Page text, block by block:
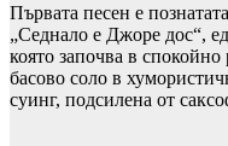
Първата песен е
„Седнало е Джоре дос“,
която започва в
басово соло в
суинг, подсилена от